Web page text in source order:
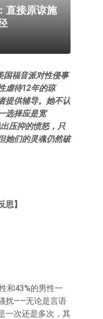
直接原谅施
国福音派对性侵事
虐待12年的琼
提供辅导。她不认
选择应是宽
压抑的愤怒，只
她们的灵魂仍然破
思】
和43%的男性一
扰——无论是言语
一次还是多次，其